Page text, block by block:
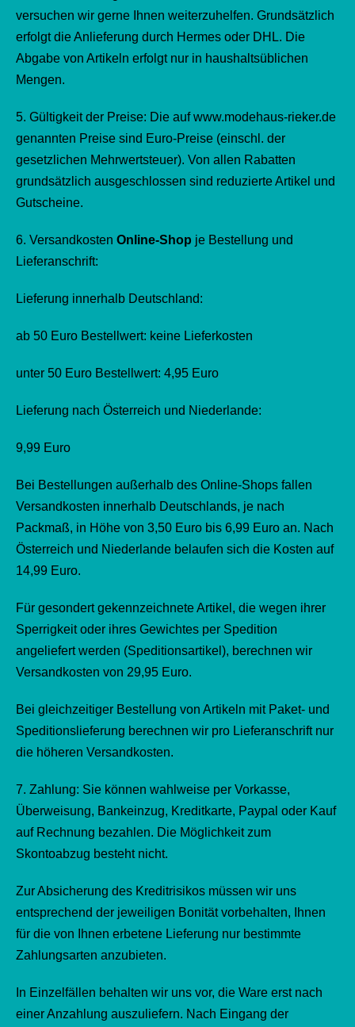
versuchen wir gerne Ihnen weiterzuhelfen. Grundsätzlich
erfolgt die Anlieferung durch Hermes oder DHL. Die
Abgabe von Artikeln erfolgt nur in haushaltsüblichen
Mengen.
5. Gültigkeit der Preise: Die auf www.modehaus-rieker.de
genannten Preise sind Euro-Preise (einschl. der
gesetzlichen Mehrwertsteuer). Von allen Rabatten
grundsätzlich ausgeschlossen sind reduzierte Artikel und
Gutscheine.
6. Versandkosten Online-Shop je Bestellung und
Lieferanschrift:
Lieferung innerhalb Deutschland:
ab 50 Euro Bestellwert: keine Lieferkosten
unter 50 Euro Bestellwert: 4,95 Euro
Lieferung nach Österreich und Niederlande:
9,99 Euro
Bei Bestellungen außerhalb des Online-Shops fallen
Versandkosten innerhalb Deutschlands, je nach
Packmaß, in Höhe von 3,50 Euro bis 6,99 Euro an. Nach
Österreich und Niederlande belaufen sich die Kosten auf
14,99 Euro.
Für gesondert gekennzeichnete Artikel, die wegen ihrer
Sperrigkeit oder ihres Gewichtes per Spedition
angeliefert werden (Speditionsartikel), berechnen wir
Versandkosten von 29,95 Euro.
Bei gleichzeitiger Bestellung von Artikeln mit Paket- und
Speditionslieferung berechnen wir pro Lieferanschrift nur
die höheren Versandkosten.
7. Zahlung: Sie können wahlweise per Vorkasse,
Überweisung, Bankeinzug, Kreditkarte, Paypal oder Kauf
auf Rechnung bezahlen. Die Möglichkeit zum
Skontoabzug besteht nicht.
Zur Absicherung des Kreditrisikos müssen wir uns
entsprechend der jeweiligen Bonität vorbehalten, Ihnen
für die von Ihnen erbetene Lieferung nur bestimmte
Zahlungsarten anzubieten.
In Einzelfällen behalten wir uns vor, die Ware erst nach
einer Anzahlung auszuliefern. Nach Eingang der